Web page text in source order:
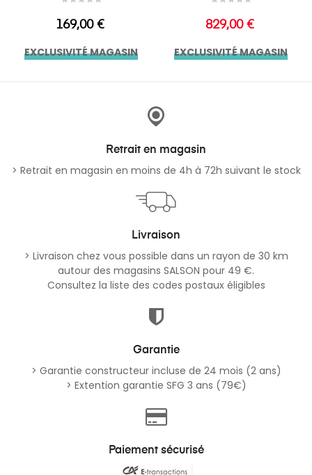
Prix
169,00 €
EXCLUSIVITÉ MAGASIN
Prix
829,00 €
EXCLUSIVITÉ MAGASIN
Retrait en magasin
> Retrait en magasin en moins de 4h à 72h suivant le stock
Livraison
> Livraison chez vous possible dans un rayon de 30 km
autour des magasins SALSON pour 49 €.
Consultez la liste des codes postaux éligibles
Garantie
> Garantie constructeur incluse de 24 mois (2 ans)
> Extention garantie SFG 3 ans (79€)
Paiement sécurisé